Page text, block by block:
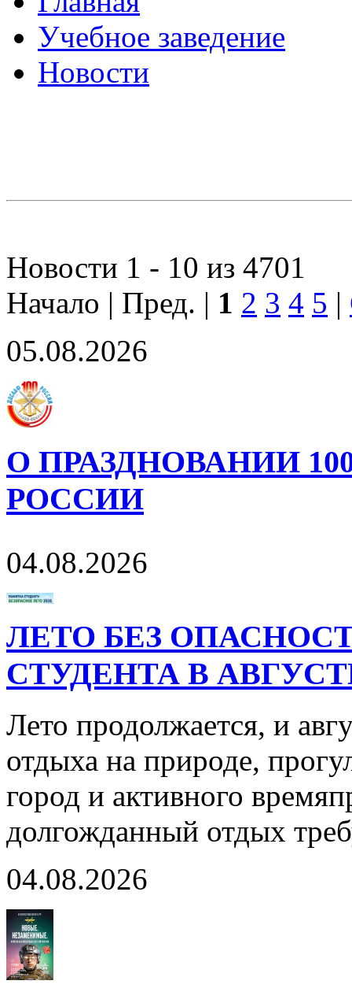
Учебное заведение
Новости
Новости 1 - 10 из 4701
Начало | Пред. | 1 2 3 4 5 |
05.08.2026
О ПРАЗДНОВАНИИ
РОССИИ
04.08.2026
ЛЕТО БЕЗ
СТУДЕНТА В
Лето продолжается, и
отдыха на природе,
город и активного
долгожданный отдых
04.08.2026